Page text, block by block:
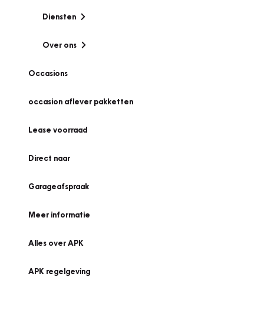
Diensten
Over ons
Occasions
occasion aflever pakketten
Lease voorraad
Direct naar
Garageafspraak
Meer informatie
Alles over APK
APK regelgeving